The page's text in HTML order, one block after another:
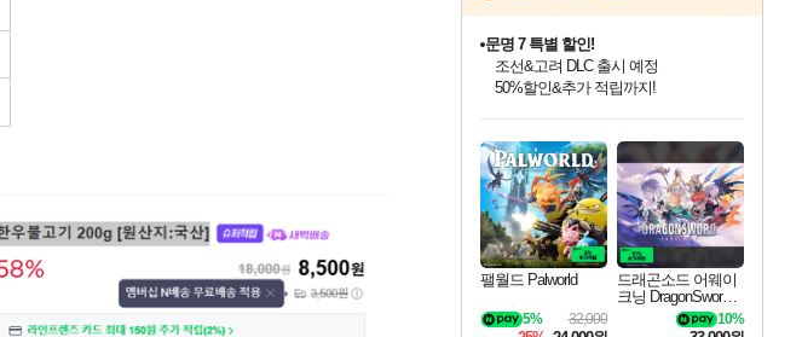
최대 90% 할인가를 만나보세요!
네이버혜택과 함께 만나보세요!
50%할인&추가 적립까지!
마블 투혼 파이팅 소울즈 정식출시!
마블 히어로 총 출동&화려한 격투!
네이버 포인트 혜택까지!
이니&베니 혜택까지!
네이버 혜택가와 함께 예약하세요!
할인&네이버혜택으로 만나보세요!
네이버페이 혜택과 만나보세요!
40주년 프로모션으로 만나보세요!
할인가에 만나보세요!
일부 에디션 상시 할인!
혜택으로 예약 판매 중
편안하게 충전하세요
팰월드 Palworld
32,000
5%
드래곤소드 어웨이
크닝 DragonSword A
10%